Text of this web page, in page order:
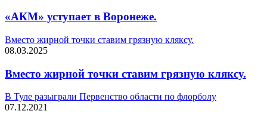
«АКМ» уступает в Воронеже.
Вместо жирной точки ставим грязную кляксу.
08.03.2025
Вместо жирной точки ставим грязную кляксу.
В Туле разыграли Первенство области по флорболу
07.12.2021